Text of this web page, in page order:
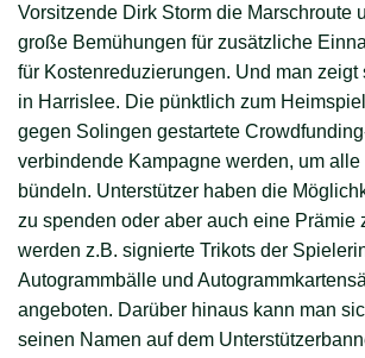
Vorsitzende Dirk Storm die Marschroute
große Bemühungen für zusätzliche
für Kostenreduzierungen. Und man zeigt
in Harrislee. Die pünktlich zum
gegen Solingen gestartete
verbindende Kampagne werden, um alle
bündeln. Unterstützer haben die
zu spenden oder aber auch eine Prämie
werden z.B. signierte Trikots der
Autogrammbälle und
angeboten. Darüber hinaus kann man
seinen Namen auf dem